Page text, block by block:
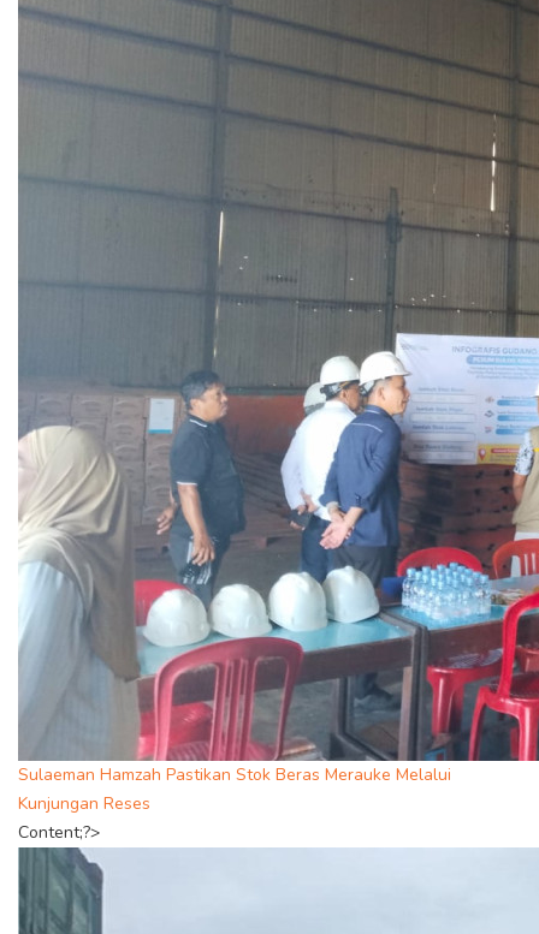
Sulaeman Hamzah Pastikan Stok Beras Merauke Melalui
Kunjungan Reses
Content;?>